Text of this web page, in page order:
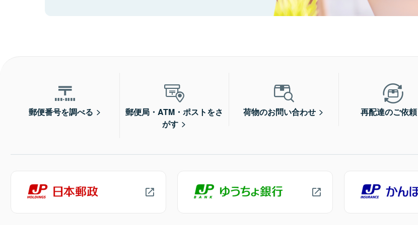
郵便番号を調べる
郵便局・ATM・ポストをさ
がす
荷物のお問い合わせ 再配達のご依頼